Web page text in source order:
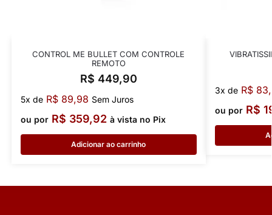
CONTROL ME BULLET COM CONTROLE
REMOTO
R$ 449,90
5x de R$89,98 Sem Juros
ou por R$ 359,92 à vista no Pix
Adicionar ao carrinho
3x de R$
ou por R$